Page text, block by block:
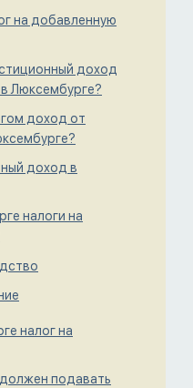
на добавленную
доход
Люксембурге?
доход от
доход в
налоги на
налог на
должен подавать